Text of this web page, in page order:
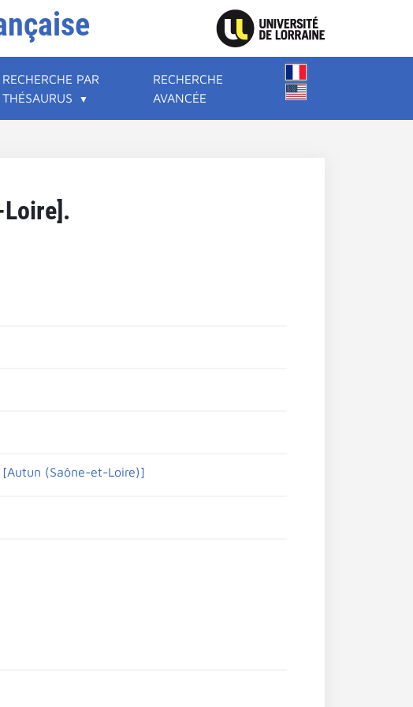
RECHERCHE PAR
THÉSAURUS
RECHERCHE
AVANCÉE
(Saône-et-Loire)]